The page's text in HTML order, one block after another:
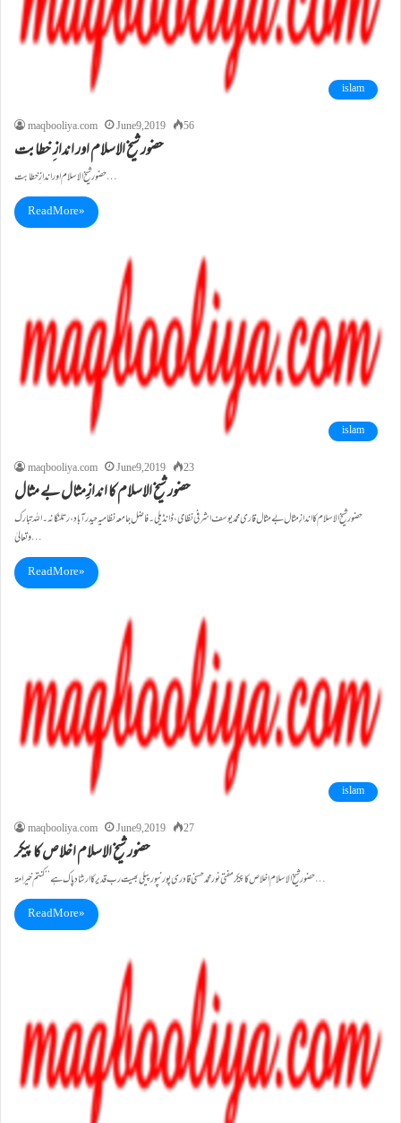
islam
maqbooliya.com
June 9, 2019 56
حضور شیخ الاسلام اور انداز ِ خطابت
حضور شیخ الاسلام اور انداز ِ خطابت …
Read More »
islam
maqbooliya.com
June 9, 2019 23
حضور شیخ الاسلام کا اندازِمثال بے مثال
حضور شیخ الاسلام کا اندازِمثال بے مثال قاری محمد یوسف اشرفی نظامی، ڈانڈیلی۔ فاضل جامعہ نظامیہ حیدرآباد،رتلنگانہ۔ اللہ تبارک
وتعالیٰ…
Read More »
islam
maqbooliya.com
June 9, 2019 27
حضور شیخ الاسلام اخلاص کا پیکر
حضور شیخ الاسلام اخلاص کا پیکر مفتی نورمحمد حسنی قادری پورنپور پیلی بھیت رب قدیر کاارشاد پاک ہے ’’کنتم خیرامۃ…
Read More »